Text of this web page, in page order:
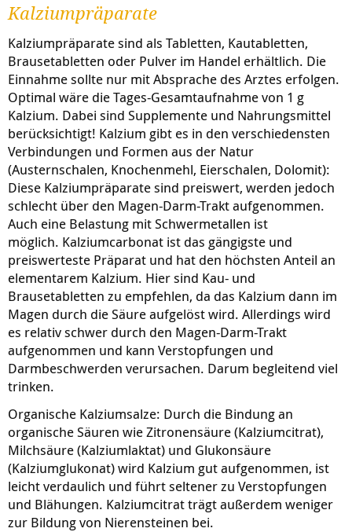
Kalziumpräparate
Kalziumpräparate sind als Tabletten, Kautabletten,
Brausetabletten oder Pulver im Handel erhältlich. Die
Einnahme sollte nur mit Absprache des Arztes erfolgen.
Optimal wäre die Tages-Gesamtaufnahme von 1 g
Kalzium. Dabei sind Supplemente und Nahrungsmittel
berücksichtigt! Kalzium gibt es in den verschiedensten
Verbindungen und Formen aus der Natur
(Austernschalen, Knochenmehl, Eierschalen, Dolomit):
Diese Kalziumpräparate sind preiswert, werden jedoch
schlecht über den Magen-Darm-Trakt aufgenommen.
Auch eine Belastung mit Schwermetallen ist
möglich. Kalziumcarbonat ist das gängigste und
preiswerteste Präparat und hat den höchsten Anteil an
elementarem Kalzium. Hier sind Kau- und
Brausetabletten zu empfehlen, da das Kalzium dann im
Magen durch die Säure aufgelöst wird. Allerdings wird
es relativ schwer durch den Magen-Darm-Trakt
aufgenommen und kann Verstopfungen und
Darmbeschwerden verursachen. Darum begleitend viel
trinken.
Organische Kalziumsalze: Durch die Bindung an
organische Säuren wie Zitronensäure (Kalziumcitrat),
Milchsäure (Kalziumlaktat) und Glukonsäure
(Kalziumglukonat) wird Kalzium gut aufgenommen, ist
leicht verdaulich und führt seltener zu Verstopfungen
und Blähungen. Kalziumcitrat trägt außerdem weniger
zur Bildung von Nierensteinen bei.